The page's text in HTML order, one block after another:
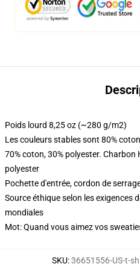
Poids lourd 8,25 oz (~280 g/m2)
Les couleurs stables sont 80%
70% coton, 30% polyester. Charbon
polyester
Pochette d'entrée, cordon de
Source éthique selon les exigences
mondiales
Mot: Quand vous aimez vos
SKU:36651556-US-t-